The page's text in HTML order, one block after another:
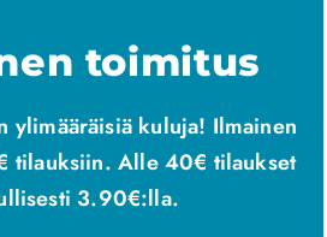
toimitus
ylimääräisiä kuluja! Ilmainen
tilauksiin. Alle 40€ tilaukset
3.90€:lla.